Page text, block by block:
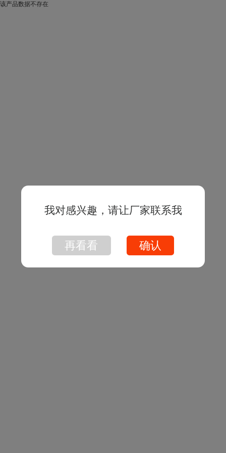
该产品数据不存在
我对感兴趣，请让厂家联系我
再看看 确认